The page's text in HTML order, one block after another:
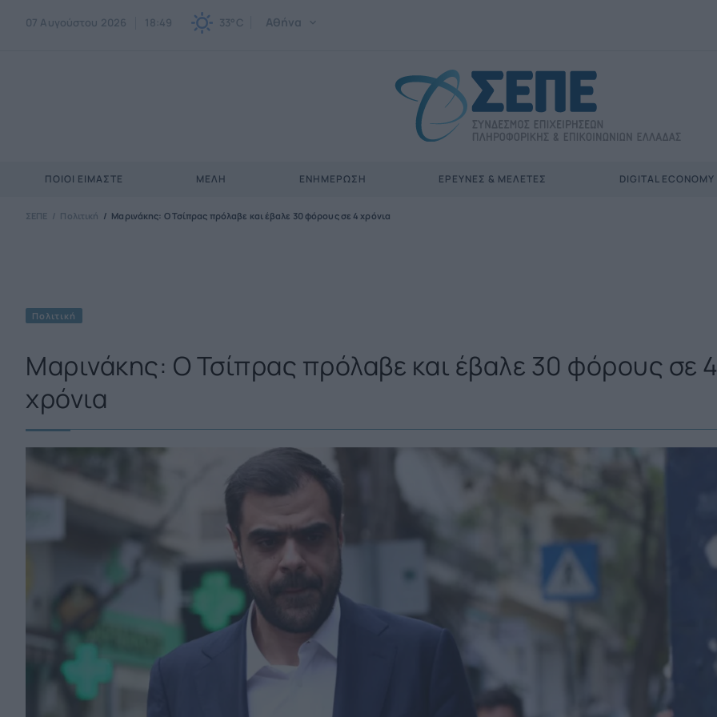
07 Αυγούστου 2026 18:49 33°C Αθήνα
ΠΟΙΟΙ ΕΊΜΑΣΤΕ ΜΈΛΗ ΕΝΗΜΕΡΩΣΗ ΈΡΕΥΝΕΣ & ΜΕΛΈΤΕΣ DIGITAL
ΣΕΠΕ Πολιτική Μαρινάκης: Ο Τσίπρας πρόλαβε και έβαλε 30 φόρους σε 4 χρόνια
Πολιτική
Μαρινάκης: Ο Τσίπρας πρόλαβε και έβαλε 30 φόρους σε
χρόνια